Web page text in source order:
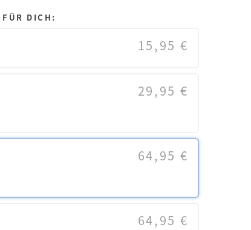
DICH:
15,95 €
29,95 €
64,95 €
64,95 €